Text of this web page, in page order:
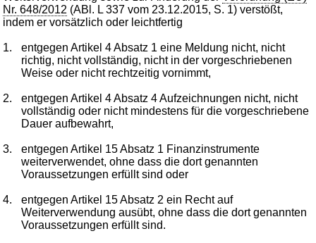
Nr. 648/2012 (ABl. L 337 vom 23.12.2015, S. 1) verstößt,
indem er vorsätzlich oder leichtfertig
1.
entgegen Artikel 4 Absatz 1 eine Meldung nicht, nicht
richtig, nicht vollständig, nicht in der vorgeschriebenen
Weise oder nicht rechtzeitig vornimmt,
2.
entgegen Artikel 4 Absatz 4 Aufzeichnungen nicht, nicht
vollständig oder nicht mindestens für die vorgeschriebene
Dauer aufbewahrt,
3.
entgegen Artikel 15 Absatz 1 Finanzinstrumente
weiterverwendet, ohne dass die dort genannten
Voraussetzungen erfüllt sind oder
4.
entgegen Artikel 15 Absatz 2 ein Recht auf
Weiterverwendung ausübt, ohne dass die dort genannten
Voraussetzungen erfüllt sind.